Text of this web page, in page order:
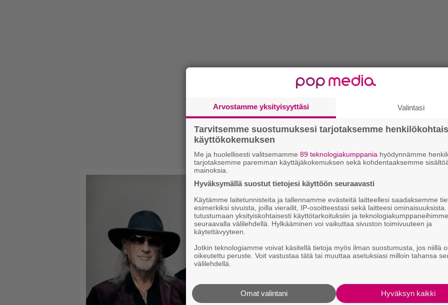
Arvostamme yksityisyyttäsi Valintasi
Tarvitsemme suostumuksesi tarjotaksemme
käyttökokemuksen
Me ja huolellisesti valitsemamme 89 teknologiakumppania hyödynnämme
tarjotaksemme paremman käyttäjäkokemuksen sekä kohdentaaksemme
mainoksia.
Hyväksymällä suostut tietojesi käyttöön seuraavasti
Käytämme laitetunnisteita ja tallennamme evästeitä laitteellesi saadaksemme
esimerkiksi sivuista, joilla vierailit, IP-osoitteestasi sekä laitteesi
tutustumaan yksityiskohtaisesti käyttötarkoituksiin ja teknologiakumppaneihimme
seuraavalla välilehdellä. Hylkääminen voi vaikuttaa sivuston toimivuuteen ja
käytettävyyteen.
Jotkin teknologiamme voivat käsitellä tietoja myös ilman suostumusta, jos niillä
oikeutettu peruste. Voit vastustaa tätä tai muuttaa asetuksiasi milloin tahansa
välilehdellä.
Hyväksyn kaikki
Omat valintani